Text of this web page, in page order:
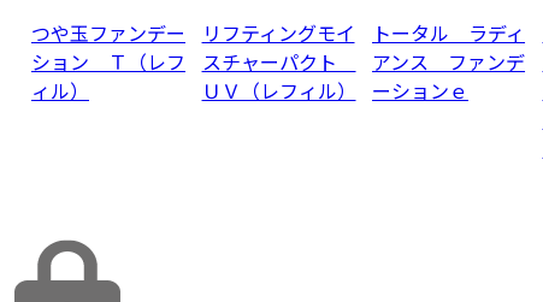
つや玉ファンデー
ション Ｔ（レフ
ィル）
リフティングモイ
スチャーパクト
ＵＶ（レフィル）
トータル ラディ
アンス ファンデ
ーションｅ